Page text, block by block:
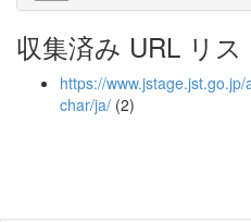
収集済み URL リス
https://
char/ja/ (2)